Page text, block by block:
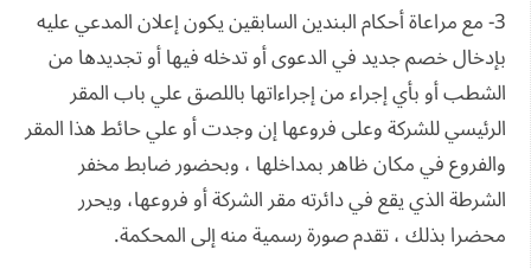
3- مع مراعاة أحكام البندين السابقين يكون إعلان المدعي عليه
بإدخال خصم جديد في الدعوى أو تدخله فيها أو تجديدها من
الشطب أو بأي إجراء من إجراءاتها باللصق علي باب المقر
الرئيسي للشركة وعلى فروعها إن وجدت أو علي حائط هذا المقر
والفروع في مكان ظاهر بمداخلها ، وبحضور ضابط مخفر
الشرطة الذي يقع في دائرته مقر الشركة أو فروعها، ويحرر
محضرا بذلك ، تقدم صورة رسمية منه إلى المحكمة.